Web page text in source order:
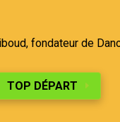
fondateur de
TOP DÉPART